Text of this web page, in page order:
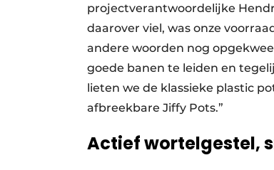
projectverantwoordelijke
daarover viel, was onze
andere woorden nog
goede banen te leiden en
lieten we de klassieke plastic
afbreekbare Jiffy Pots.”
Actief wortelgestel,